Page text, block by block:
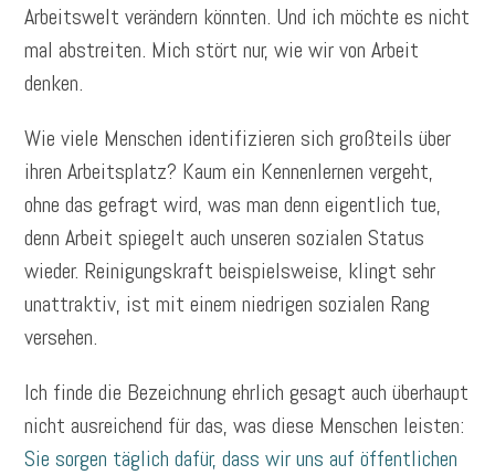
Arbeitswelt verändern könnten. Und ich möchte es nicht
mal abstreiten. Mich stört nur, wie wir von Arbeit
denken.
Wie viele Menschen identifizieren sich großteils über
ihren Arbeitsplatz? Kaum ein Kennenlernen vergeht,
ohne das gefragt wird, was man denn eigentlich tue,
denn Arbeit spiegelt auch unseren sozialen Status
wieder. Reinigungskraft beispielsweise, klingt sehr
unattraktiv, ist mit einem niedrigen sozialen Rang
versehen.
Ich finde die Bezeichnung ehrlich gesagt auch überhaupt
nicht ausreichend für das, was diese Menschen leisten:
Sie sorgen täglich dafür, dass wir uns auf öffentlichen